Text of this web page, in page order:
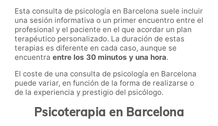
Esta consulta de psicología en Barcelona suele incluir
una sesión informativa o un primer encuentro entre el
profesional y el paciente en el que acordar un plan
terapéutico personalizado. La duración de estas
terapias es diferente en cada caso, aunque se
encuentra entre los 30 minutos y una hora.
El coste de una consulta de psicología en Barcelona
puede variar, en función de la forma de realizarse o
de la experiencia y prestigio del psicólogo.
Psicoterapia en Barcelona